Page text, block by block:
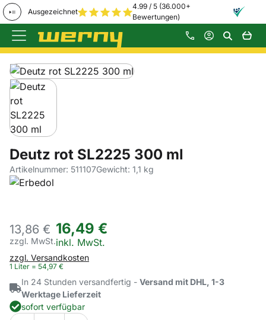
Ausgezeichnet
4.99 / 5 (36.000+
Bewertungen)
Zum Hauptinhalt springen
Produktgalerie
Zur Kaufbox springen
Deutz rot SL2225 300 ml
Artikelnummer: 511107Gewicht: 1,1 kg
13,86 €
zzgl. MwSt.
16,49 €
Steuerhinweis:
inkl. MwSt.
zzgl. Versandkosten
1 Liter = 54 97 €
In 24 Stunden versandfertig - Versand mit DHL, 1-3
Werktage Lieferzeit
sofort verfügbar